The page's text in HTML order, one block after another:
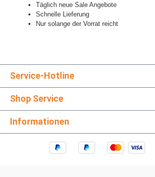
Täglich neue Sale Angebote
Schnelle Lieferung
Nur solange der Vorrat reicht
Service-Hotline
Shop Service
Informationen